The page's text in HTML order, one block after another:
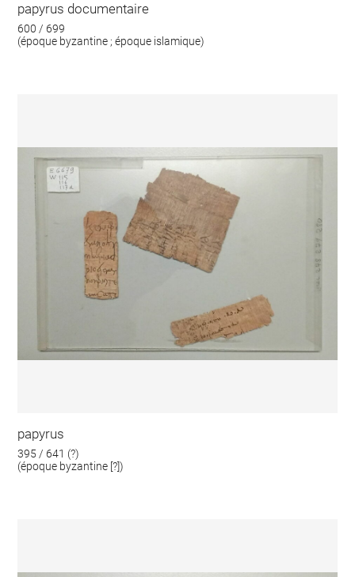
papyrus documentaire
600 / 699
(époque byzantine ; époque islamique)
papyrus
395 / 641 (?)
(époque byzantine [?])